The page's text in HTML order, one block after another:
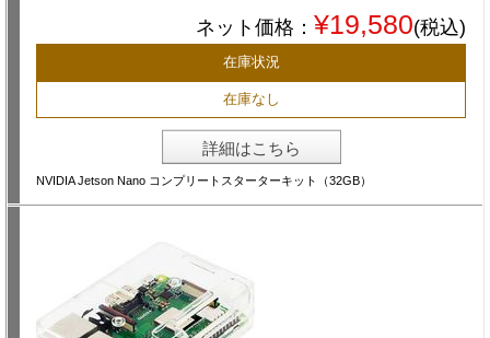
ネット価格： ¥19,580(税込)
在庫状況
在庫なし
詳細はこちら
NVIDIA Jetson Nano コンプリートスターターキット（32GB）